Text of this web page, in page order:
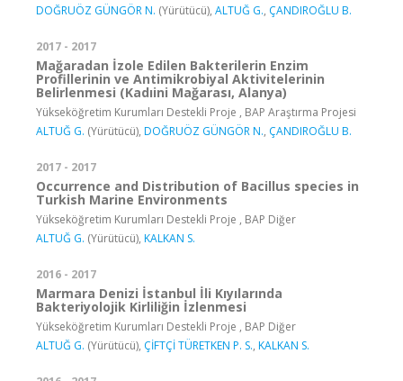
DOĞRUÖZ GÜNGÖR N. (Yürütücü), ALTUĞ G., ÇANDIROĞLU B.
2017 - 2017
Mağaradan İzole Edilen Bakterilerin Enzim
Profillerinin ve Antimikrobiyal Aktivitelerinin
Belirlenmesi (Kadıini Mağarası, Alanya)
Yükseköğretim Kurumları Destekli Proje , BAP Araştırma Projesi
ALTUĞ G. (Yürütücü), DOĞRUÖZ GÜNGÖR N., ÇANDIROĞLU B.
2017 - 2017
Occurrence and Distribution of Bacillus species in
Turkish Marine Environments
Yükseköğretim Kurumları Destekli Proje , BAP Diğer
ALTUĞ G. (Yürütücü), KALKAN S.
2016 - 2017
Marmara Denizi İstanbul İli Kıyılarında
Bakteriyolojik Kirliliğin İzlenmesi
Yükseköğretim Kurumları Destekli Proje , BAP Diğer
ALTUĞ G. (Yürütücü), ÇİFTÇİ TÜRETKEN P. S., KALKAN S.